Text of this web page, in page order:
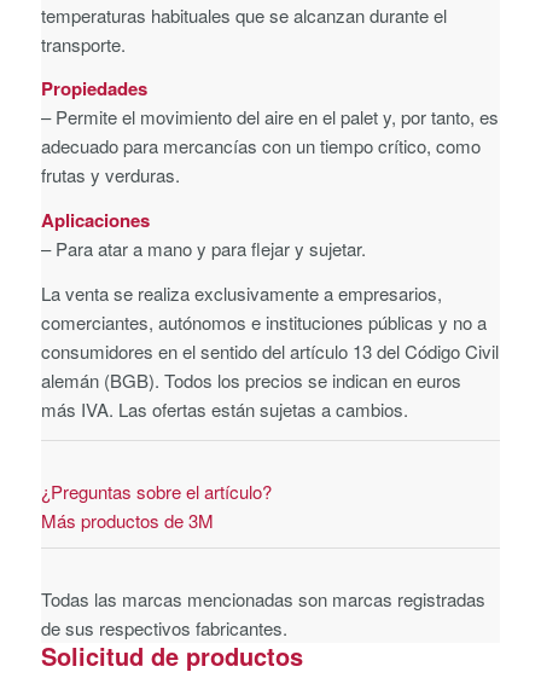
temperaturas habituales que se alcanzan durante el
transporte.
Propiedades
– Permite el movimiento del aire en el palet y, por tanto, es
adecuado para mercancías con un tiempo crítico, como
frutas y verduras.
Aplicaciones
– Para atar a mano y para flejar y sujetar.
La venta se realiza exclusivamente a empresarios,
comerciantes, autónomos e instituciones públicas y no a
consumidores en el sentido del artículo 13 del Código Civil
alemán (BGB). Todos los precios se indican en euros
más IVA. Las ofertas están sujetas a cambios.
¿Preguntas sobre el artículo?
Más productos de 3M
Todas las marcas mencionadas son marcas registradas
de sus respectivos fabricantes.
Solicitud de productos